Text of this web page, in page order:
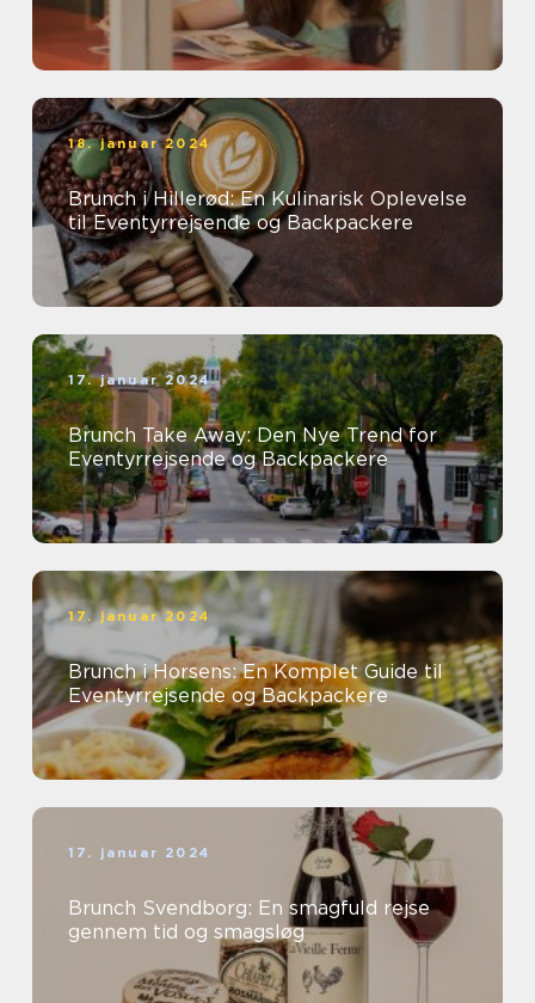
18. januar 2024
Brunch i Hillerød: En Kulinarisk Oplevelse
til Eventyrrejsende og Backpackere
17. januar 2024
Brunch Take Away: Den Nye Trend for
Eventyrrejsende og Backpackere
17. januar 2024
Brunch i Horsens: En Komplet Guide til
Eventyrrejsende og Backpackere
17. januar 2024
Brunch Svendborg: En smagfuld rejse
gennem tid og smagsløg